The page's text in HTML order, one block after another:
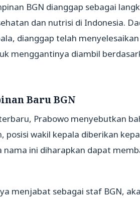
BGN dianggap sebagai
dan nutrisi di Indonesia.
dianggap telah
menggantinya diambil
Baru BGN
Prabowo menyebutkan
posisi wakil kepala diberikan
nama ini diharapkan dapat
menjabat sebagai staf BGN,